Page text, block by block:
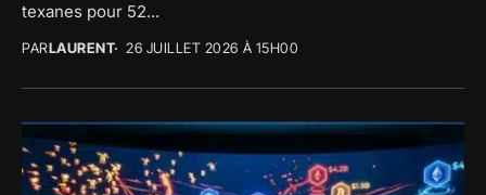
texanes pour 52...
PARLAURENT 26 JUILLET 2026 À 15H00